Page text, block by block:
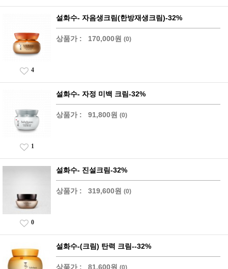
설화수- 자음생크림(한방재생크림)-32%
상품가 : 170,000원 (0)
4
설화수- 자정 미백 크림-32%
상품가 : 91,800원 (0)
1
설화수- 진설크림-32%
상품가 : 319,600원 (0)
0
설화수-(크림) 탄력 크림--32%
상품가 : 81,600원 (0)